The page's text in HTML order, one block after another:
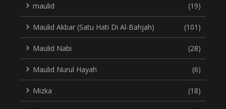
maulid (19)
Maulid Akbar (Satu Hati Di Al-Bahjah) (101)
Maulid Nabi (28)
Maulid Nurul Hayah (6)
Mizka (18)